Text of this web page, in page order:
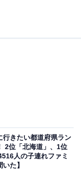
いきます。
月1日に数学、物
講義受講後に科
心・学習意欲があ
行きたい都道府県ラン
2位「北海道」、1位
人の子連れファミ
た】